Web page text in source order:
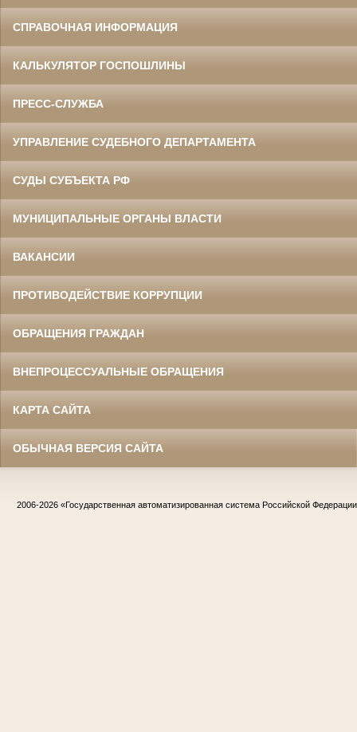
СПРАВОЧНАЯ ИНФОРМАЦИЯ
КАЛЬКУЛЯТОР ГОСПОШЛИНЫ
ПРЕСС-СЛУЖБА
УПРАВЛЕНИЕ СУДЕБНОГО ДЕПАРТАМЕНТА
СУДЫ СУБЪЕКТА РФ
МУНИЦИПАЛЬНЫЕ ОРГАНЫ ВЛАСТИ
ВАКАНСИИ
ПРОТИВОДЕЙСТВИЕ КОРРУПЦИИ
ОБРАЩЕНИЯ ГРАЖДАН
ВНЕПРОЦЕССУАЛЬНЫЕ ОБРАЩЕНИЯ
КАРТА САЙТА
ОБЫЧНАЯ ВЕРСИЯ САЙТА
2006-2026 «Государственная автоматизированная система Российской